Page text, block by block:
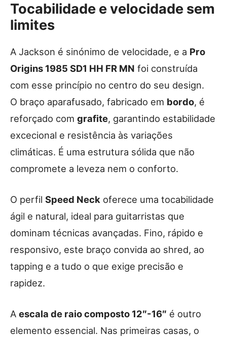
Tocabilidade e velocidade sem
limites
A Jackson é sinónimo de velocidade, e a Pro
Origins 1985 SD1 HH FR MN foi construída
com esse princípio no centro do seu design.
O braço aparafusado, fabricado em bordo, é
reforçado com grafite, garantindo estabilidade
excecional e resistência às variações
climáticas. É uma estrutura sólida que não
compromete a leveza nem o conforto.
O perfil Speed Neck oferece uma tocabilidade
ágil e natural, ideal para guitarristas que
dominam técnicas avançadas. Fino, rápido e
responsivo, este braço convida ao shred, ao
tapping e a tudo o que exige precisão e
rapidez.
A escala de raio composto 12″-16″ é outro
elemento essencial. Nas primeiras casas, o